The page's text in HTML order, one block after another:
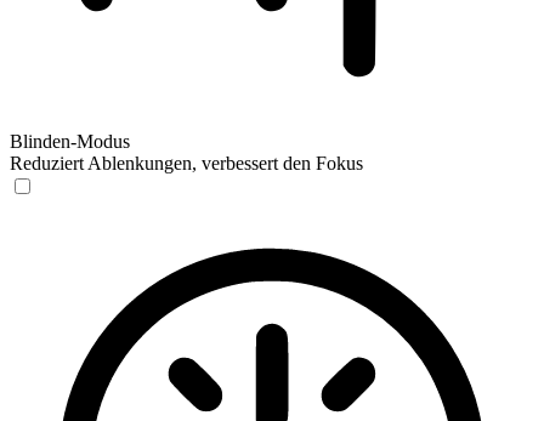
Blinden-Modus
Reduziert Ablenkungen, verbessert den Fokus